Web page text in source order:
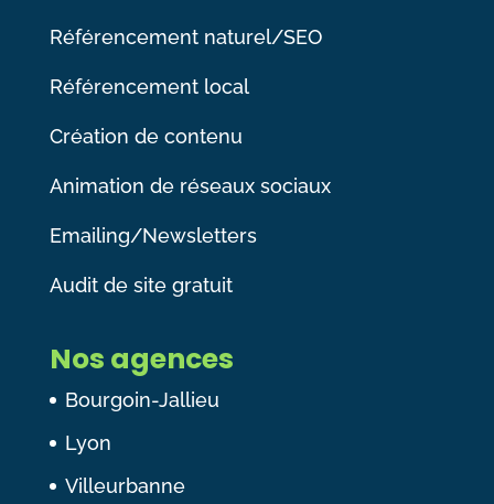
Référencement naturel/SEO
Référencement local
Création de contenu
Animation de réseaux sociaux
Emailing/Newsletters
Audit de site gratuit
Nos agences
Bourgoin-Jallieu
Lyon
Villeurbanne